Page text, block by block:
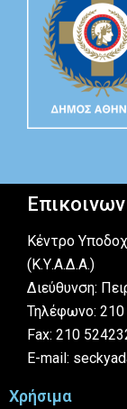
Κέντρο
(Κ.Υ.Α.Δ.Α.)
Διεύθυνση:
Τηλέφωνο:
Fax: 210
E-mail:
Χρήσιμα